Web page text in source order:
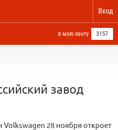
Вход
в мою ленту 3157
завод
28 ноября откроет